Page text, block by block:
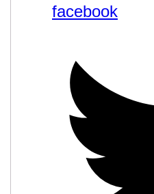
facebook